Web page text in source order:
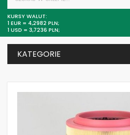
KURSY WALUT:
1 EUR = 4,2982 PLN;
1 USD = 3,7236 PLN;
KATEGORIE